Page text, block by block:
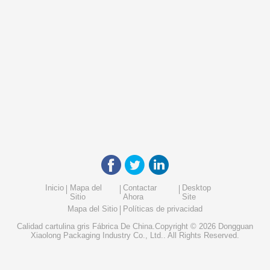
Inicio
Mapa del
Sitio
Contactar
Ahora
Desktop
Site
Mapa del Sitio
Políticas de privacidad
Calidad cartulina gris Fábrica De China.Copyright © 2026 Dongguan
Xiaolong Packaging Industry Co., Ltd.. All Rights Reserved.